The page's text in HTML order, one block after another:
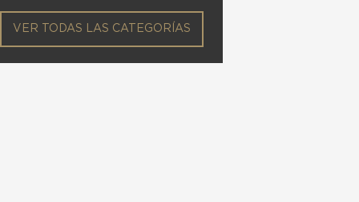
VER TODAS LAS CATEGORÍAS